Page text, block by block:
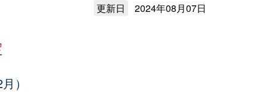
更新日 2024年08月07日
）